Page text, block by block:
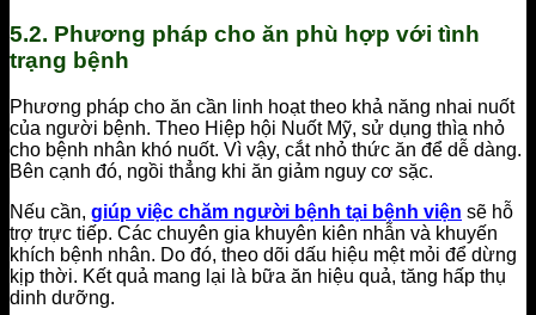
5.2. Phương pháp cho ăn phù hợp với tình
trạng bệnh
Phương pháp cho ăn cần linh hoạt theo khả năng nhai nuốt
của người bệnh. Theo Hiệp hội Nuốt Mỹ, sử dụng thìa nhỏ
cho bệnh nhân khó nuốt. Vì vậy, cắt nhỏ thức ăn để dễ dàng.
Bên cạnh đó, ngồi thẳng khi ăn giảm nguy cơ sặc.
Nếu cần, giúp việc chăm người bệnh tại bệnh viện sẽ hỗ
trợ trực tiếp. Các chuyên gia khuyên kiên nhẫn và khuyến
khích bệnh nhân. Do đó, theo dõi dấu hiệu mệt mỏi để dừng
kịp thời. Kết quả mang lại là bữa ăn hiệu quả, tăng hấp thụ
dinh dưỡng.